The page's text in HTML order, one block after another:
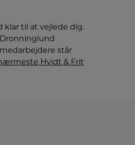
klar til at vejlede dig.
står
Hvidt & Frit